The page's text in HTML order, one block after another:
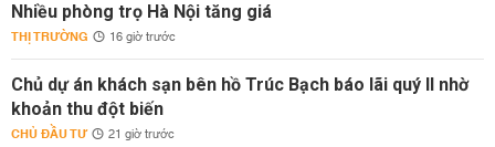
Nhiều phòng trọ Hà Nội tăng giá
THỊ TRƯỜNG 16 giờ trước
Chủ dự án khách sạn bên hồ Trúc Bạch báo lãi quý II nhờ
khoản thu đột biến
CHỦ ĐẦU TƯ 21 giờ trước